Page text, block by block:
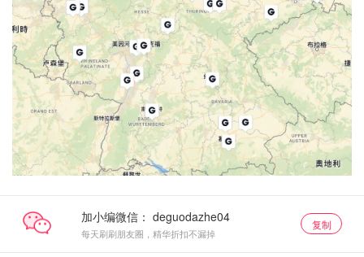
加小编微信：
每天刷刷朋友圈，精华折扣不漏掉
复制